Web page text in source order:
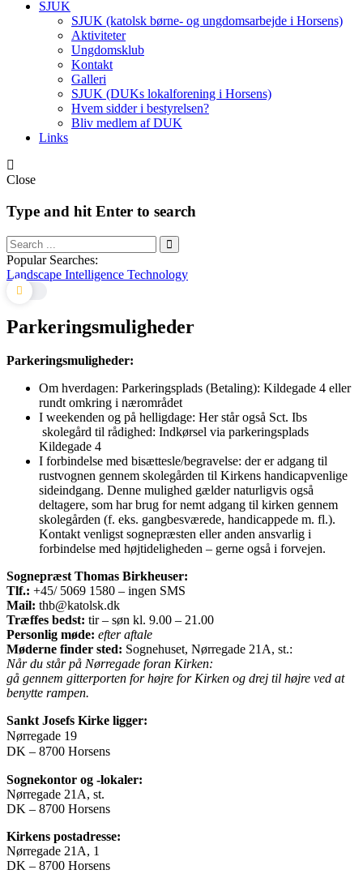
SJUK
SJUK (katolsk børne- og ungdomsarbejde i Horsens)
Aktiviteter
Ungdomsklub
Kontakt
Galleri
SJUK (DUKs lokalforening i Horsens)
Hvem sidder i bestyrelsen?
Bliv medlem af DUK
Links
Close
Type and hit Enter to search
Popular Searches:
Landscape Intelligence Technology
Parkeringsmuligheder
Parkeringsmuligheder:
Om hverdagen: Parkeringsplads (Betaling): Kildegade 4 eller
rundt omkring i nærområdet
I weekenden og på helligdage: Her står også Sct. Ibs
skolegård til rådighed: Indkørsel via parkeringsplads
Kildegade 4
I forbindelse med bisættesle/begravelse: der er adgang til
rustvognen gennem skolegården til Kirkens handicapvenlige
sideindgang. Denne mulighed gælder naturligvis også
deltagere, som har brug for nemt adgang til kirken gennem
skolegården (f. eks. gangbesværede, handicappede m. fl.).
Kontakt venligst sognepræsten eller anden ansvarlig i
forbindelse med højtideligheden – gerne også i forvejen.
Sognepræst Thomas Birkheuser:
Tlf.: +45/ 5069 1580 – ingen SMS
Mail: thb@katolsk.dk
Træffes bedst: tir – søn kl. 9.00 – 21.00
Personlig møde: efter aftale
Møderne finder sted: Sognehuset, Nørregade 21A, st.:
Når du står på Nørregade foran Kirken:
gå gennem gitterporten for højre for Kirken og drej til højre ved at
benytte rampen.
Sankt Josefs Kirke ligger:
Nørregade 19
DK – 8700 Horsens
Sognekontor og -lokaler:
Nørregade 21A, st.
DK – 8700 Horsens
Kirkens postadresse:
Nørregade 21A, 1
DK – 8700 Horsens